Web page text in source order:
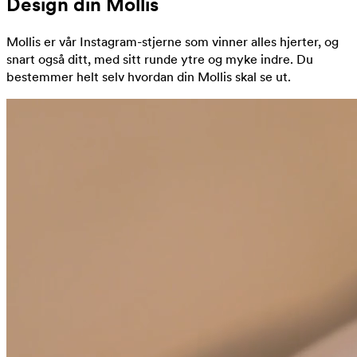
Mollis er vår Instagram-stjerne som vinner alles hjerter, og
snart også ditt, med sitt runde ytre og myke indre. Du
bestemmer helt selv hvordan din Mollis skal se ut.